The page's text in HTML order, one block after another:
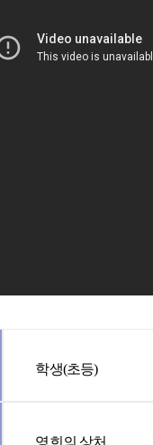
학생(초등)
영희의 상처